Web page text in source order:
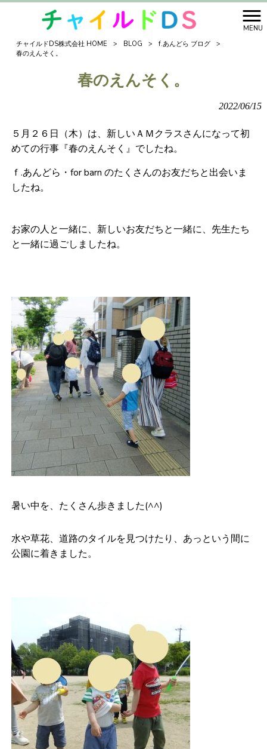
MENU
チャイルドDS株式会社 HOME
> BLOG > f.あんどら ブログ
>
春のえんそく。
春のえんそく。
2022/06/15
５月２６日（木）は、新しいＡＭクラスさんになって初
めての行事『春のえんそく』でしたね。
ｆ.あんどら・for barn のたくさんのお友だちと出会いま
したね。
お家の人と一緒に、新しいお友だちと一緒に、先生たち
と一緒に過ごしましたね。
暑い中を、たくさん歩きました(^^)
水や草花、道路のタイルを見つけたり、あっという間に
公園に着きました。